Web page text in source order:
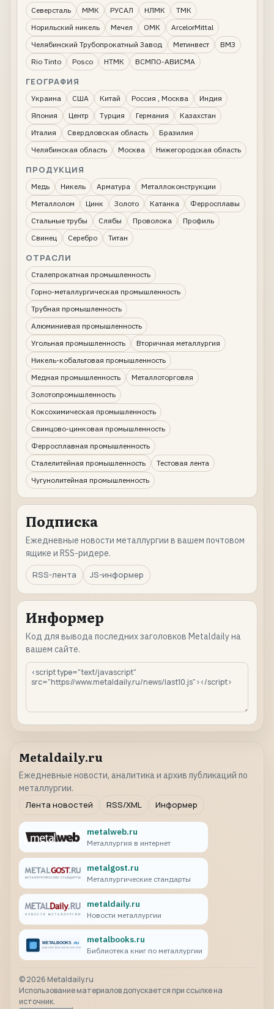
Северсталь ММК РУСАЛ НЛМК
ТМК
Норильский никель
Мечел ОМК
ArcelorMittal
Челябинский Трубопрокатный Завод
Метинвест
ВМЗ
Rio Tinto
Posco НТМК ВСМПО-АВИСМА
ГЕОГРАФИЯ
Украина США Китай Россия , Москва
Индия
Япония
Центр Турция Германия
Казахстан
Италия
Свердловская область
Бразилия
Челябинская область
Москва Нижегородская область
ПРОДУКЦИЯ
Медь Никель Арматура
Металлоконструкции
Металлолом
Цинк Золото Катанка
Ферросплавы
Стальные трубы
Слябы Проволока
Профиль
Свинец
Серебро Титан
ОТРАСЛИ
Сталепрокатная промышленность
Горно-металлургическая промышленность
Трубная промышленность
Алюминиевая промышленность
Угольная промышленность
Вторичная металлургия
Никель-кобальтовая промышленность
Медная промышленность
Металлоторговля
Золотопромышленность
Коксохимическая промышленность
Свинцово-цинковая промышленность
Ферросплавная промышленность
Сталелитейная промышленность
Тестовая лента
Чугунолитейная промышленность
Подписка
Ежедневные новости металлургии в вашем почтовом
ящике и RSS-ридере.
RSS-лента
JS-информер
Информер
Код для вывода последних заголовков Metaldaily на
вашем сайте.
Metaldaily.ru
Ежедневные новости, аналитика и архив публикаций по
металлургии.
Лента новостей
RSS/XML Информер
metalweb.ru
Металлургия в интернет
metalgost.ru
Металлургические стандарты
metaldaily.ru
Новости металлургии
metalbooks.ru
Библиотека книг по металлургии
©2026 Metaldaily.ru
Использование материалов допускается при ссылке на
источник.